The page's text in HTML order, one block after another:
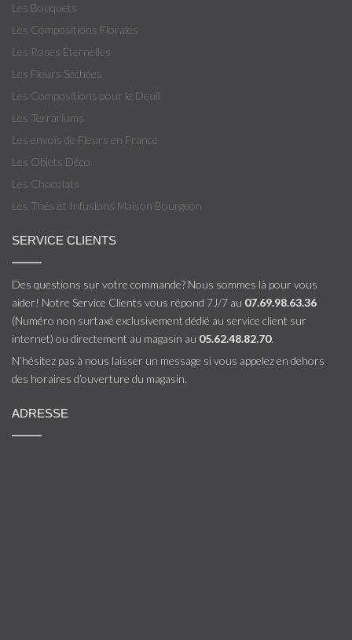
Les Bouquets
Les Compositions Florales
Les Roses Éternelles
Les Fleurs Séchées
Les Compositions pour le Deuil
Les Terrariums
Les envois de Fleurs en France
Les Objets Déco
Les Chocolats
Les Thés et Infusions Maison Bourgeon
SERVICE CLIENTS
Des questions sur votre commande? Nous sommes là pour vous
aider! Notre Service Clients vous répond 7J/7 au 07.69.98.63.36
(Numéro non surtaxé exclusivement dédié au service client sur
internet) ou directement au magasin au 05.62.48.82.70.
N’hésitez pas à nous laisser un message si vous appelez en dehors
des horaires d’ouverture du magasin.
ADRESSE